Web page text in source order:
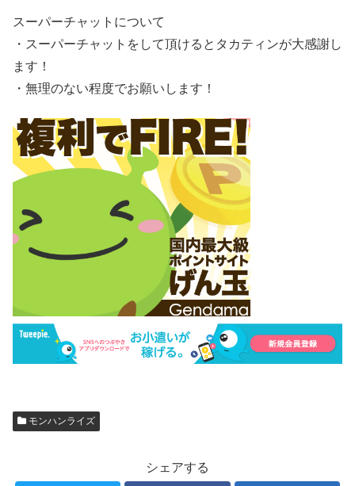
スーパーチャットについて
・スーパーチャットをして頂けるとタカティンが大感謝し
ます！
・無理のない程度でお願いします！
モンハンライズ
シェアする